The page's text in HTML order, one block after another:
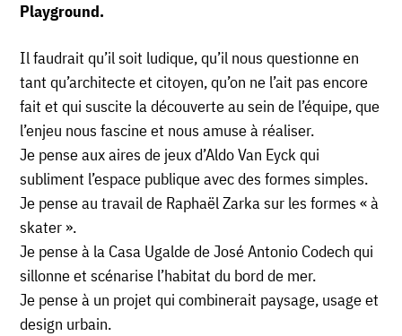
Playground.
Il faudrait qu’il soit ludique, qu’il nous questionne en
tant qu’architecte et citoyen, qu’on ne l’ait pas encore
fait et qui suscite la découverte au sein de l’équipe, que
l’enjeu nous fascine et nous amuse à réaliser.
Je pense aux aires de jeux d’Aldo Van Eyck qui
subliment l’espace publique avec des formes simples.
Je pense au travail de Raphaël Zarka sur les formes « à
skater ».
Je pense à la Casa Ugalde de José Antonio Codech qui
sillonne et scénarise l’habitat du bord de mer.
Je pense à un projet qui combinerait paysage, usage et
design urbain.